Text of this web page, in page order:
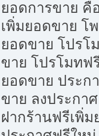
ยอดการขาย คื
เพิ่มยอดขาย โ
ยอดขาย โปรโ
ขาย โปรโมทฟ
ยอดขาย ประก
ขาย ลงประกา
ฝากร้านฟรีเพิ่ม